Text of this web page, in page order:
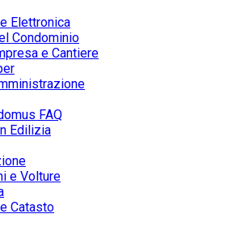
Elettronica
Condominio
e Cantiere
FAQ
Edilizia
e Volture
Catasto